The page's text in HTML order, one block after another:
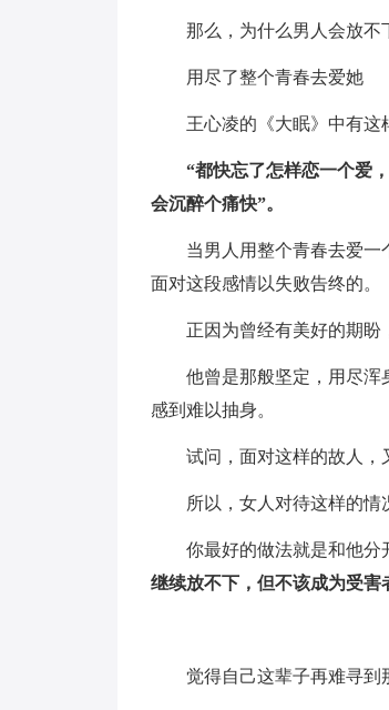
那么，为什么男人会放不
用尽了整个青春去爱她
王心凌的《大眠》中有这
“都快忘了怎样恋一个爱
会沉醉个痛快”。
当男人用整个青春去爱
面对这段感情以失败告终的。
正因为曾经有美好的期盼
他曾是那般坚定，用尽浑
感到难以抽身。
试问，面对这样的故人，
所以，女人对待这样的情
你最好的做法就是和他分
继续放不下，但不该成为受害
觉得自己这辈子再难寻到